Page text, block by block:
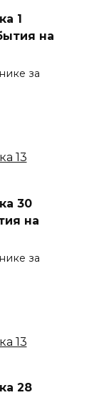
1
на
за
30
на
за
28